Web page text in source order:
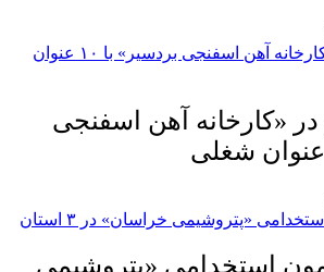
در «کارخانه آهن اسفنجی
استخدامی «پتروشیمی